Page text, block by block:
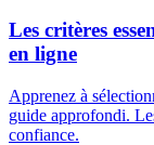
Les critères
en ligne
Apprenez à
guide approfondi.
confiance.